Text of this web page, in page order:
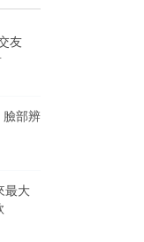
友
部辨
最大